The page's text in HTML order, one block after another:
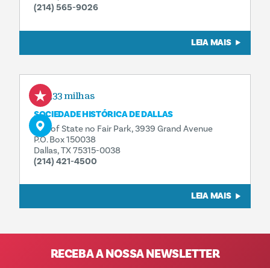
(214) 565-9026
LEIA MAIS
0,33 milhas
SOCIEDADE HISTÓRICA DE DALLAS
Hall of State no Fair Park, 3939 Grand Avenue
P.O. Box 150038
Dallas, TX 75315-0038
(214) 421-4500
LEIA MAIS
RECEBA A NOSSA NEWSLETTER